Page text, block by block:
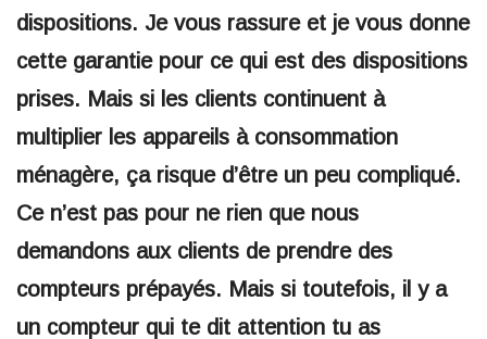
dispositions. Je vous rassure et je vous donne
cette garantie pour ce qui est des dispositions
prises. Mais si les clients continuent à
multiplier les appareils à consommation
ménagère, ça risque d’être un peu compliqué.
Ce n’est pas pour ne rien que nous
demandons aux clients de prendre des
compteurs prépayés. Mais si toutefois, il y a
un compteur qui te dit attention tu as